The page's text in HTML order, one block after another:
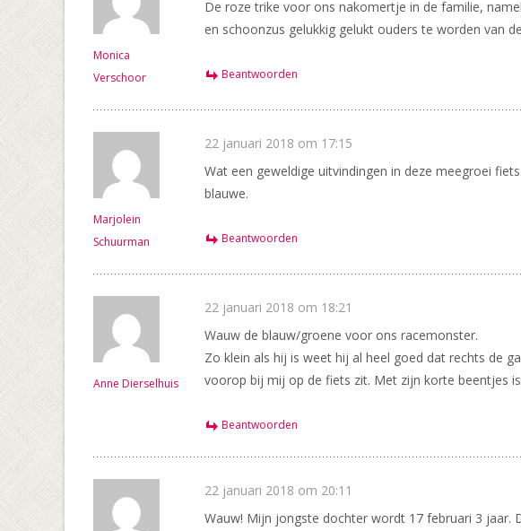
Monica
Verschoor
De roze trike voor ons nakomertje in de familie,
en schoonzus gelukkig gelukt ouders te worden van
Beantwoorden
Marjolein
Schuurman
22 januari 2018 om 17:15
Wat een geweldige uitvindingen in deze meegroei
blauwe.
Beantwoorden
Anne Dierselhuis
22 januari 2018 om 18:21
Wauw de blauw/groene voor ons racemonster.
Zo klein als hij is weet hij al heel goed dat rechts de
voorop bij mij op de fiets zit. Met zijn korte beentjes
Beantwoorden
22 januari 2018 om 20:11
Wauw! Mijn jongste dochter wordt 17 februari 3 jaar.